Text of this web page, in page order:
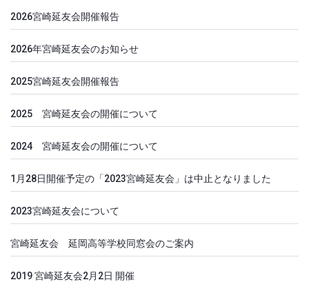
2026宮崎延友会開催報告
2026年宮崎延友会のお知らせ
2025宮崎延友会開催報告
2025 宮崎延友会の開催について
2024 宮崎延友会の開催について
1月28日開催予定の「2023宮崎延友会」は中止となりました
2023宮崎延友会について
宮崎延友会 延岡高等学校同窓会のご案内
2019 宮崎延友会2月2日 開催